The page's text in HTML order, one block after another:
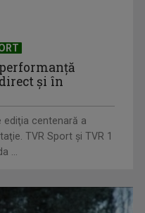
la TVR Cultural:
şi în
ediţia centenară a
TVR Sport şi TVR 1
...